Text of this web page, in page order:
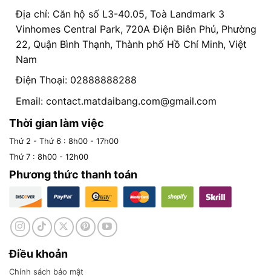
Địa chỉ: Căn hộ số L3-40.05, Toà Landmark 3
Vinhomes Central Park, 720A Điện Biên Phủ, Phường
22, Quận Bình Thạnh, Thành phố Hồ Chí Minh, Việt
Nam
Điện Thoại: 02888888288
Email: contact.matdaibang.com@gmail.com
Thời gian làm việc
Thứ 2 - Thứ 6 : 8h00 - 17h00
Thứ 7 : 8h00 - 12h00
Phương thức thanh toán
Điều khoản
Chính sách bảo mật